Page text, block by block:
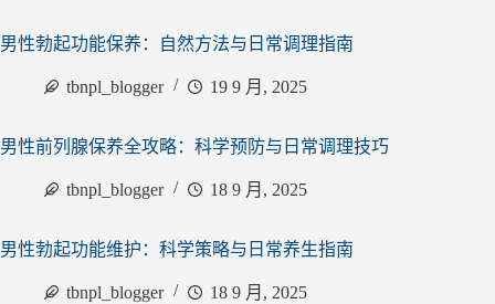
男性勃起功能保养：自然方法与日常调理指南
tbnpl_blogger 19 9 月, 2025
男性前列腺保养全攻略：科学预防与日常调理技巧
tbnpl_blogger 18 9 月, 2025
男性勃起功能维护：科学策略与日常养生指南
tbnpl_blogger 18 9 月, 2025